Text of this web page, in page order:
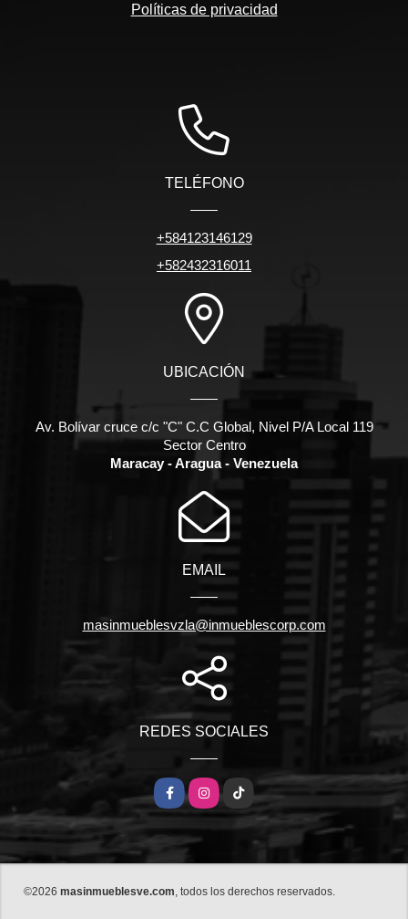
Políticas de privacidad
TELÉFONO
+584123146129
+582432316011
UBICACIÓN
Av. Bolívar cruce c/c "C" C.C Global, Nivel P/A Local 119
Sector Centro
Maracay - Aragua - Venezuela
EMAIL
masinmueblesvzla@inmueblescorp.com
REDES SOCIALES
FacebookInstagramTikTok
©2026 masinmueblesve.com , todos los derechos reservados.